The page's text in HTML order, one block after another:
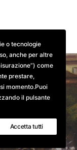
o tecnologie
anche per altre
come
prestare,
momento.Puoi
il pulsante
Accetta tutti